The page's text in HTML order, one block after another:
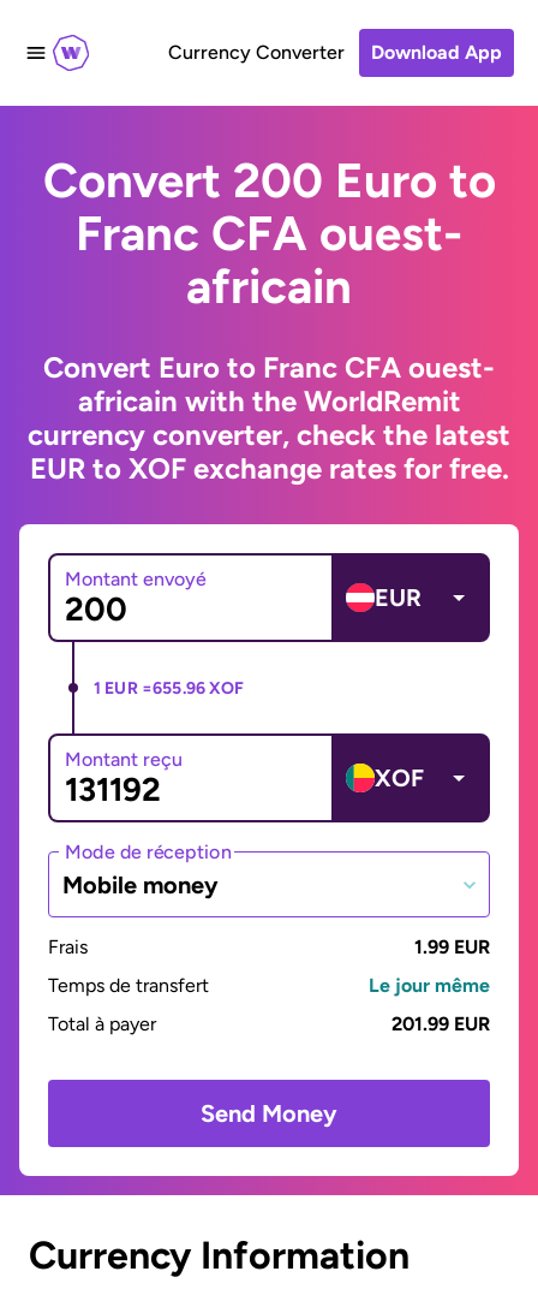
Currency Converter Download App
Convert 200 Euro to
Franc CFA ouest-
africain
Convert Euro to Franc CFA ouest-
africain with the WorldRemit
currency converter, check the latest
EUR to XOF exchange rates for free.
Montant envoyé
EUR
1 EUR =655.96 XOF
Montant reçu
XOF
Mode de réception
Mobile money
Frais
1.99 EUR
Temps de transfert
Le jour même
Total à payer
201.99 EUR
Send Money
Currency Information